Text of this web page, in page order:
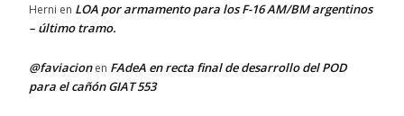
Herni en LOA por armamento para los F-16 AM/BM argentinos
– último tramo.
@faviacionen FAdeA en recta final de desarrollo del POD
para el cañón GIAT 553